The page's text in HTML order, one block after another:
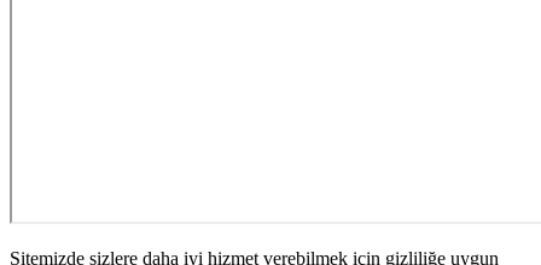
Sitemizde sizlere daha iyi hizmet verebilmek için gizliliğe uygun